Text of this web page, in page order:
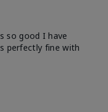
so good I have
perfectly fine with